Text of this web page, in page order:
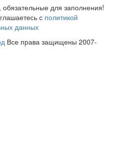
для заполнения!
с политикой
данных
Все права защищены 2007-